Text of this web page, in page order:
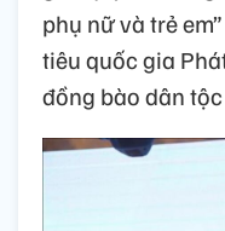
phụ nữ và trẻ
tiêu quốc gia
đồng bào dân